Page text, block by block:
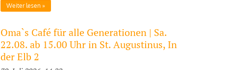
Weiter lesen
Oma`s Café für alle Generationen | Sa.
22.08. ab 15.00 Uhr in St. Augustinus, In
der Elb 2